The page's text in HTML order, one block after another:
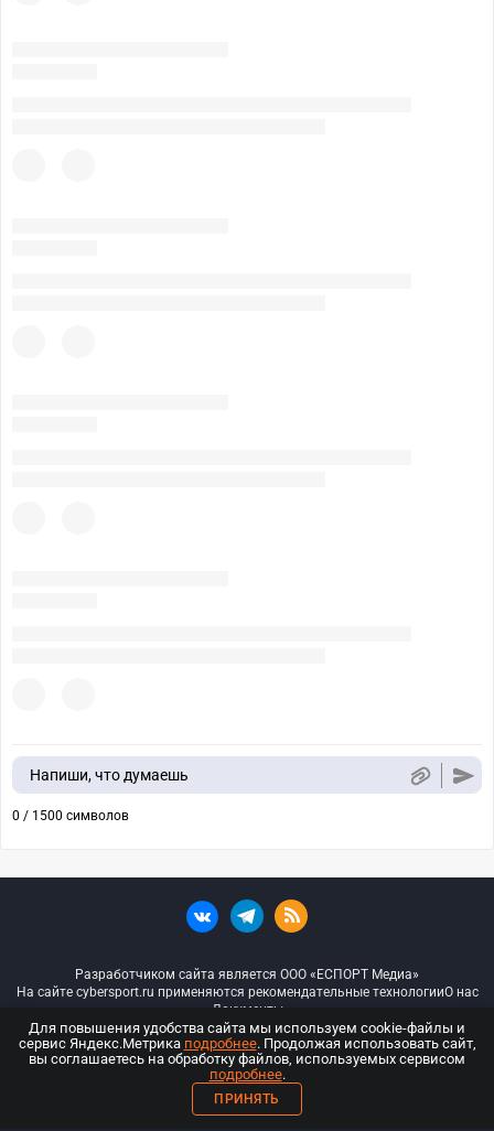
Напиши, что думаешь
0 / 1500 символов
Разработчиком сайта является ООО «ЕСПОРТ Медиа»
На сайте cybersport.ru применяются рекомендательные технологииО нас
Документы
© ООО «Киберспорт.ру» — Все права защищены
18+
ООО «Киберспорт.ру». Свидетельство о регистрации средств массовой
Для повышения удобства сайта мы используем cookie-файлы и
сервис Яндекс.Метрика подробнее. Продолжая использовать сайт,
вы соглашаетесь на обработку файлов, используемых сервисом
подробнее.
ПРИНЯТЬ